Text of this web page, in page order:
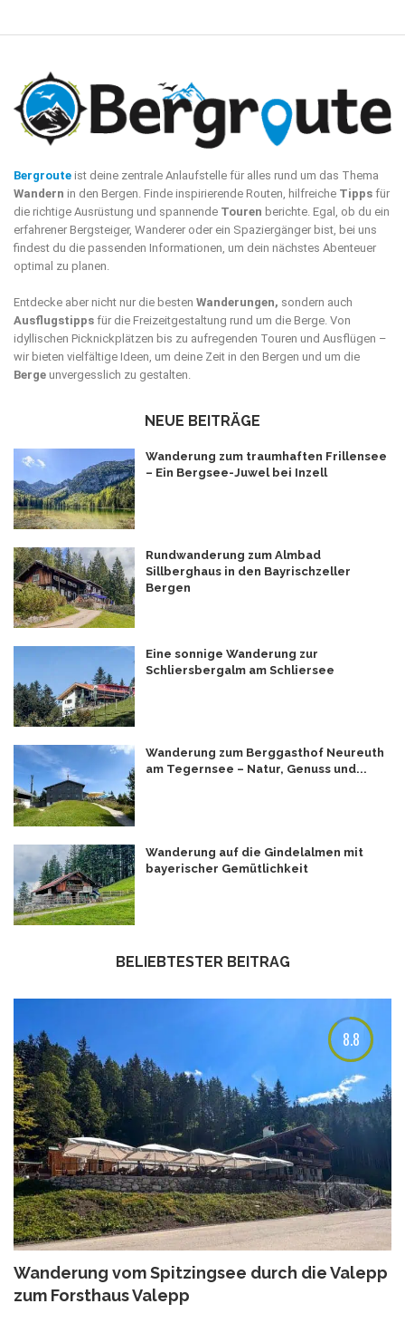
Bergroute ist deine zentrale Anlaufstelle für alles rund um das Thema
Wandern in den Bergen. Finde inspirierende Routen, hilfreiche Tipps für
die richtige Ausrüstung und spannende Touren berichte. Egal, ob du ein
erfahrener Bergsteiger, Wanderer oder ein Spaziergänger bist, bei uns
findest du die passenden Informationen, um dein nächstes Abenteuer
optimal zu planen.
Entdecke aber nicht nur die besten Wanderungen, sondern auch
Ausflugstipps für die Freizeitgestaltung rund um die Berge. Von
idyllischen Picknickplätzen bis zu aufregenden Touren und Ausflügen –
wir bieten vielfältige Ideen, um deine Zeit in den Bergen und um die
Berge unvergesslich zu gestalten.
NEUE BEITRÄGE
Wanderung zum traumhaften Frillensee
– Ein Bergsee-Juwel bei Inzell
Rundwanderung zum Almbad
Sillberghaus in den Bayrischzeller
Bergen
Eine sonnige Wanderung zur
Schliersbergalm am Schliersee
Wanderung zum Berggasthof Neureuth
am Tegernsee – Natur, Genuss und...
Wanderung auf die Gindelalmen mit
bayerischer Gemütlichkeit
BELIEBTESTER BEITRAG
8.8
Wanderung vom Spitzingsee durch die Valepp
zum Forsthaus Valepp